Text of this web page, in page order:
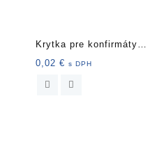
Krytka pre konfirmáty
Biela
0,02 € s DPH